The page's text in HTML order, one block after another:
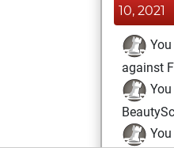
10, 2021
against